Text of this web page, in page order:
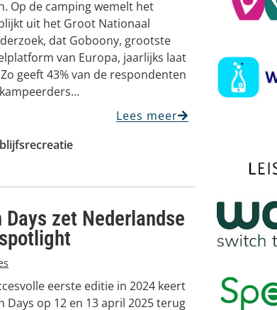
Op de camping wemelt het
uit het Groot Nationaal
dat Goboony, grootste
van Europa, jaarlijks laat
geeft 43% van de respondenten
Lees meer
zet Nederlandse
eerste editie in 2024 keert
Days op 12 en 13 april 2025 terug